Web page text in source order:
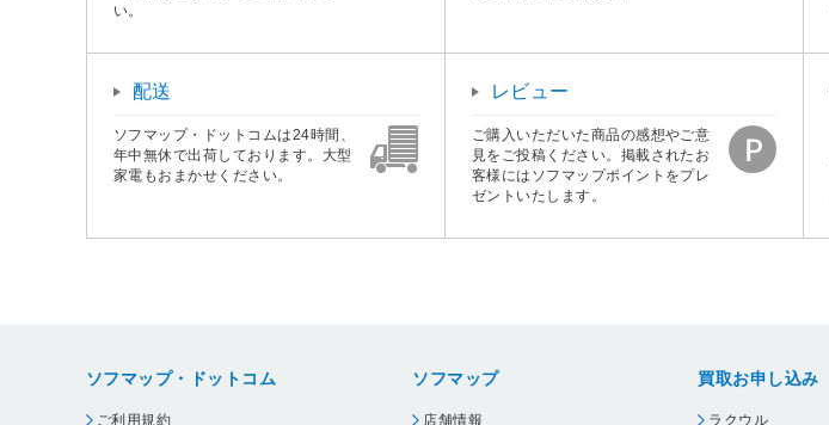
い。
配送
ソフマップ・ドットコムは24時間、
年中無休で出荷しております。大型
家電もおまかせください。
レビュー
ご購入いただいた商品の感想やご意
見をご投稿ください。掲載されたお
客様にはソフマップポイントをプレ
ゼントいたします。
ソフマップ・ドットコム
ご利用規約
ソフマップ
店舗情報
買取お申し込み
ラクウル